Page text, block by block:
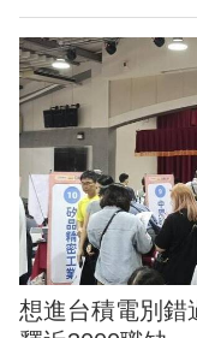
想進台積電別錯